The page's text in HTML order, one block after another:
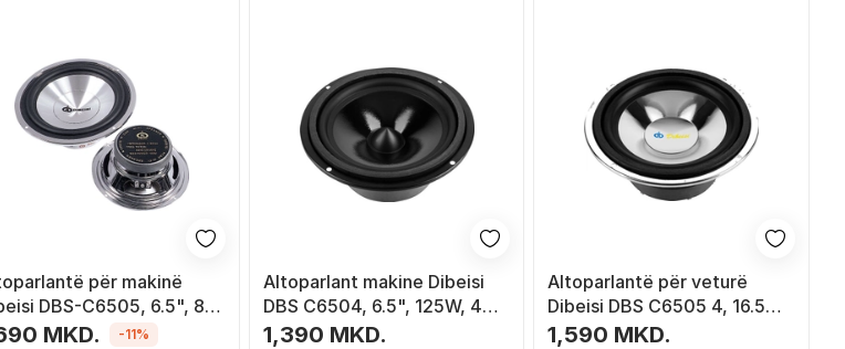
për makinë
DBS-C6505, 6.5", 8
MKD. -11%
Altoparlant makine Dibeisi
DBS C6504, 6.5", 125W, 4
Ohm
1,390 MKD.
Altoparlantë për veturë
Dibeisi DBS C6505 4, 16.5
cm, 250W, i zi
1,590 MKD.